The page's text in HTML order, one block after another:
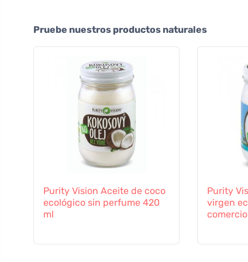
Pruebe nuestros productos naturales
Purity Vision Aceite de coco
ecológico sin perfume 420
ml
Purity
virgen